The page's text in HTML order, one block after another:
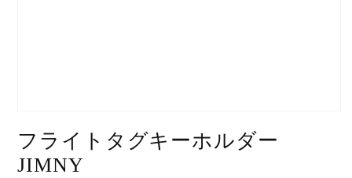
フライトタグキーホルダー
JIMNY